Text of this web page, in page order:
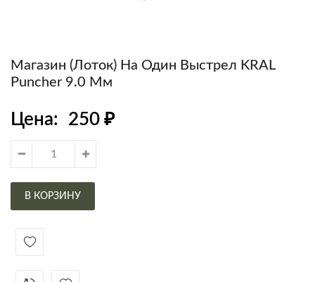
Магазин (лоток) На Один Выстрел KRAL
Puncher 9.0 Мм
Цена: 250 ₽
В КОРЗИНУ